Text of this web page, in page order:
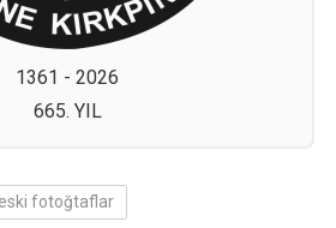
1361 - 2026
665. YIL
eski fotoğtaflar